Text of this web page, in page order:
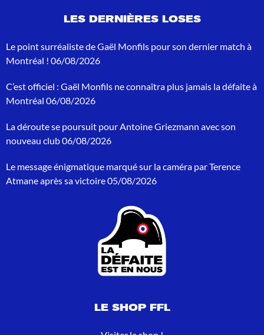
r
c
c
o
u
:
LES DERNIÈRES LOSES
Le point surréaliste de Gaël Monfils pour son dernier match à
Montréal ! 06/08/2026
C’est officiel : Gaël Monfils ne connaîtra plus jamais la défaite à
Montréal 06/08/2026
La déroute se poursuit pour Antoine Griezmann avec son
nouveau club06/08/2026
Le message énigmatique marqué sur la caméra par Terence
Atmane après sa victoire05/08/2026
LE SHOP FFL